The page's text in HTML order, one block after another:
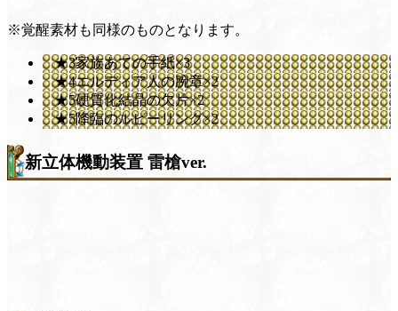
※覚醒素材も同様のものとなります。
★3家族あての手紙×3
★4エルディア人の腕章×2
★5硬質化結晶の欠片×2
★5降臨のルビーリング×2
新立体機動装置 雷槍ver.